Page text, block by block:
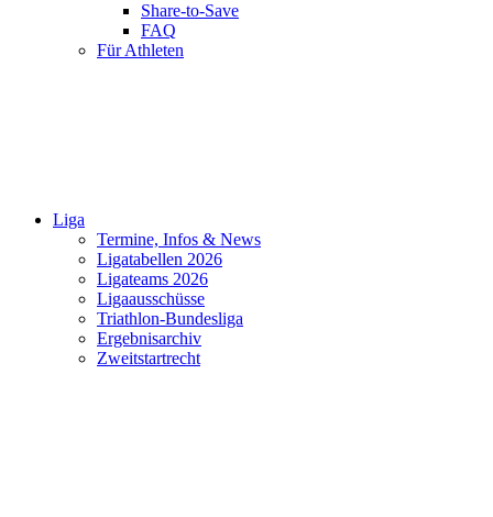
Share-to-Save
FAQ
Für Athleten
Liga
Termine, Infos & News
Ligatabellen 2026
Ligateams 2026
Ligaausschüsse
Triathlon-Bundesliga
Ergebnisarchiv
Zweitstartrecht